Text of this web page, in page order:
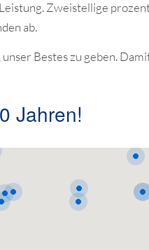
Zweistellige
ab.
Bestes zu geben.
Jahren!